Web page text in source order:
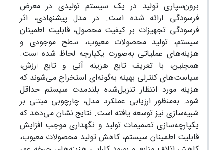
برون‌سپاری تولید در یک سیستم تولیدی در معرض
فرسودگی ارائه شده است. در مدل پیشنهادی، اثر
فرسودگی تجهیزات بر کیفیت محصول، قابلیت اطمینان
سیستم، تولید محصولات معیوب، سطح موجودی و
هزینه‌های عملیاتی به‌صورت یکپارچه لحاظ شده است.
همچنین، با تعریف تابع هزینه آنی و تابع ارزش،
سیاست‌های کنترلی بهینه به‌گونه‌ای استخراج می‌شوند که
هزینه مورد انتظار تنزیل‌شده بلندمدت سیستم حداقل
شود. به‌منظور ارزیابی عملکرد مدل، چارچوبی مبتنی بر
شبیه‌سازی نیز توسعه یافته است. نتایج نشان می‌دهد که
یکپارچه‌سازی تصمیمات تولید و نگهداری موجب افزایش
قابلیت اطمینان سیستم، کاهش تولید محصولات معیوب،